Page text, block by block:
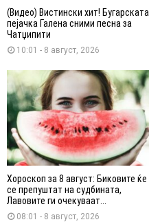
(Видео) Вистински хит! Бугарската
пејачка Галена сними песна за
Чатџипити
10:01 - 8 август, 2026
Хороскоп за 8 август: Биковите ќе
се препуштат на судбината,
Лавовите ги очекуваат...
08:01 - 8 август, 2026